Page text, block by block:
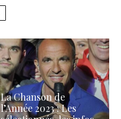
La Chanson de
l’Année 2023 : Les